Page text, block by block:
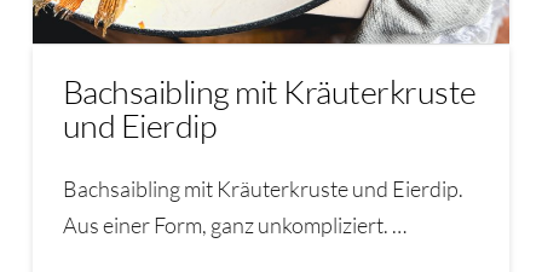
Bachsaibling mit Kräuterkruste
und Eierdip
Bachsaibling mit Kräuterkruste und Eierdip.
Aus einer Form, ganz unkompliziert. …